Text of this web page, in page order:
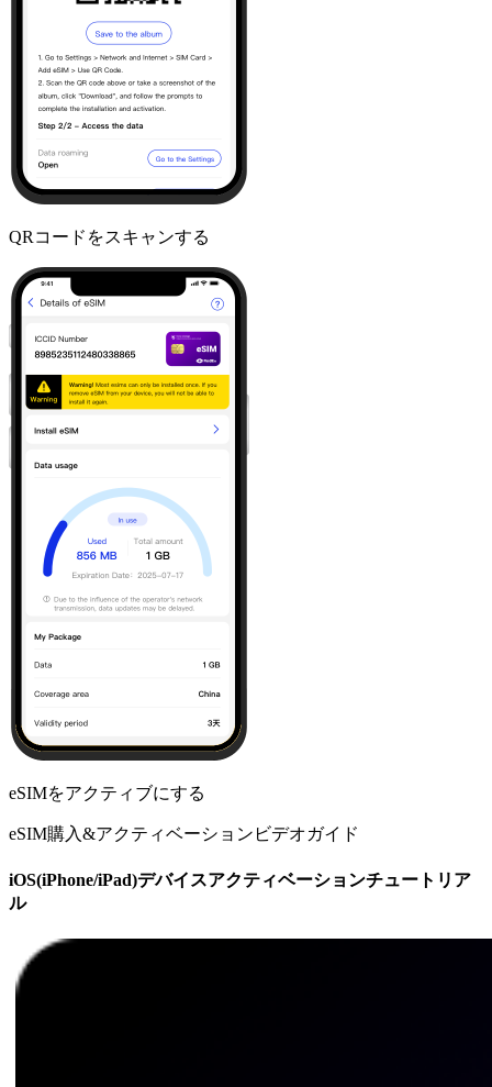
QRコードをスキャンする
eSIMをアクティブにする
eSIM購入&アクティベーションビデオガイド
iOS(iPhone/iPad)デバイスアクティベーションチュートリア
ル